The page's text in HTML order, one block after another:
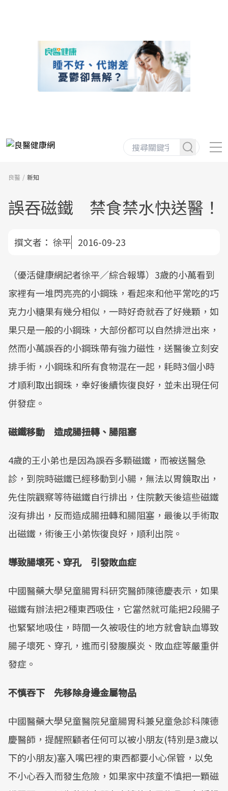
良醫 新知
誤吞磁鐵 禁食禁水快送醫！
撰文者： 徐平 2016-09-23
（優活健康網記者徐平／綜合報導）3歲的小萬看到
家裡有一堆閃亮亮的小鋼珠，看起來和他平常吃的巧
克力小糖果有幾分相似，一時好奇就吞了好幾顆，如
果只是一般的小鋼珠，大部份都可以自然排泄出來，
然而小萬誤吞的小鋼珠帶有強力磁性，送醫後立刻安
排手術，小鋼珠和所有食物混在一起，耗時3個小時
才順利取出鋼珠，幸好後續恢復良好，並未出現任何
併發症。
磁鐵移動 造成腸扭轉、腸阻塞
4歲的王小弟也是因為誤吞多顆磁鐵，而被送醫急
診，到院時磁鐵已經移動到小腸，無法以胃鏡取出，
先住院觀察等待磁鐵自行排出，住院數天後這些磁鐵
沒有排出，反而造成腸扭轉和腸阻塞，最後以手術取
出磁鐵，術後王小弟恢復良好，順利出院。
導致腸壞死、穿孔 引發敗血症
中國醫藥大學兒童腸胃科研究醫師陳德慶表示，如果
磁鐵有辦法把2種東西吸住，它當然就可能把2段腸子
也緊緊地吸住，時間一久被吸住的地方就會缺血導致
腸子壞死、穿孔，進而引發腹膜炎、敗血症等嚴重併
發症。
不慎吞下 先移除身邊金屬物品
中國醫藥大學兒童醫院兒童腸胃科兼兒童急診科陳德
慶醫師，提醒照顧者任何可以被小朋友(特別是3歲以
下的小朋友)塞入嘴巴裡的東西都要小心保管，以免
不小心吞入而發生危險，如果家中孩童不慎把一顆磁